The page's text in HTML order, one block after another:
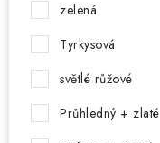
zelená
Tyrkysová
světlé růžové
Průhledný + zlaté